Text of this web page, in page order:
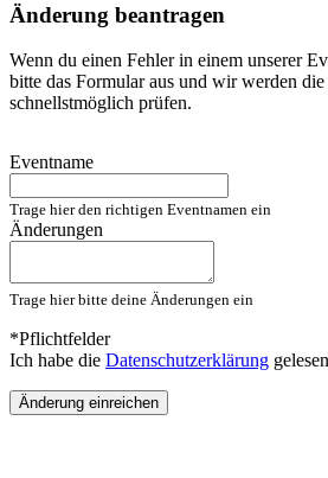
Änderung beantragen
Wenn du einen Fehler in einem unserer
bitte das Formular aus und wir werden
schnellstmöglich prüfen.
Eventname
Trage hier den richtigen Eventnamen ein
Änderungen
Trage hier bitte deine Änderungen ein
*Pflichtfelder
Ich habe die Datenschutzerklärung gelesen
Änderung einreichen